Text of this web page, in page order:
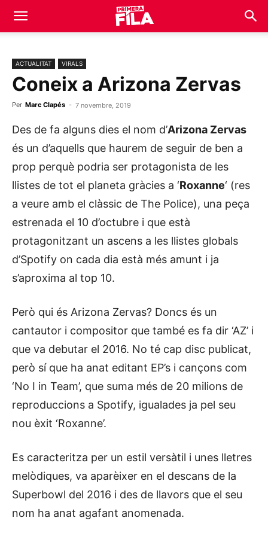
ACTUALITAT VIRALS
Coneix a Arizona Zervas
Per Marc Clapés - 7 novembre, 2019
Des de fa alguns dies el nom d’Arizona Zervas
és un d’aquells que haurem de seguir de ben a
prop perquè podria ser protagonista de les
llistes de tot el planeta gràcies a ‘Roxanne‘ (res
a veure amb el clàssic de The Police), una peça
estrenada el 10 d’octubre i que està
protagonitzant un ascens a les llistes globals
d’Spotify on cada dia està més amunt i ja
s’aproxima al top 10.
Però qui és Arizona Zervas? Doncs és un
cantautor i compositor que també es fa dir ‘AZ’ i
que va debutar el 2016. No té cap disc publicat,
però sí que ha anat editant EP’s i cançons com
‘No I in Team’, que suma més de 20 milions de
reproduccions a Spotify, igualades ja pel seu
nou èxit ‘Roxanne’.
Es caracteritza per un estil versàtil i unes lletres
melòdiques, va aparèixer en el descans de la
Superbowl del 2016 i des de llavors que el seu
nom ha anat agafant anomenada.